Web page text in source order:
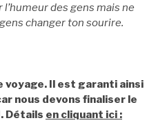
des gens mais ne
changer ton sourire.
voyage. Il est garanti ainsi
nous devons finaliser le
Détails en cliquant ici :